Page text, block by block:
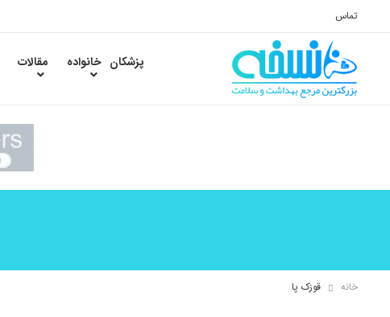
تماس
پزشکان خانواده مقالات
خانه قوزک پا